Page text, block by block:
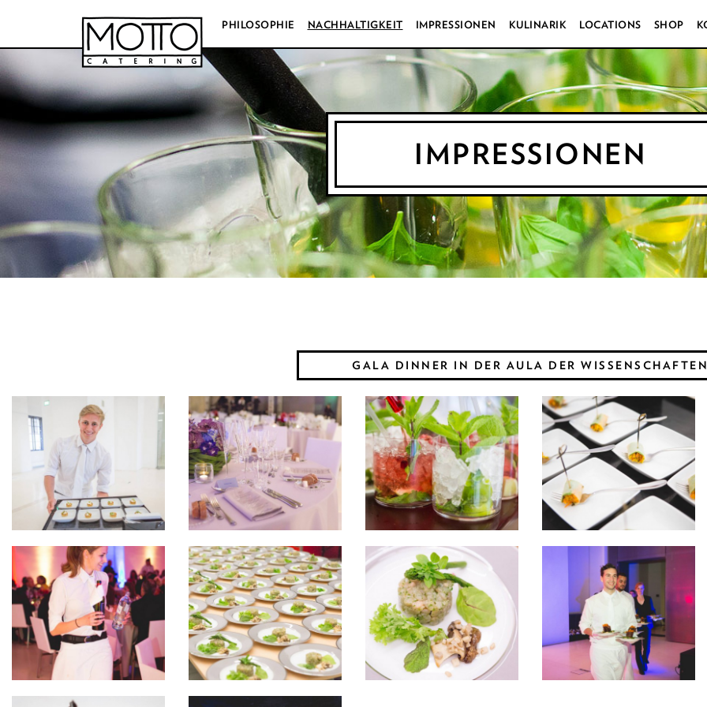
PHILOSOPHIE NACHHALTIGKEIT IMPRESSIONEN KULINARIK LOCATIONS SHOP
IMPRESSIONEN
GALA DINNER IN DER AULA DER